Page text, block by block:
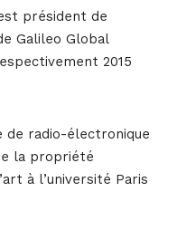
président de
Galileo Global
2015
de radio-électronique
la propriété
à l’université Paris